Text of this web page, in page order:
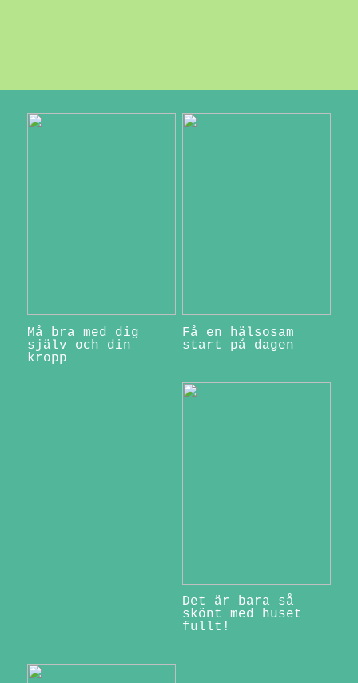
Må bra med dig
själv och din
kropp
Få en hälsosam
start på dagen
Det är bara så
skönt med huset
fullt!